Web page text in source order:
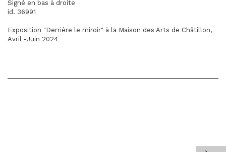
Signé en bas à droite
id. 36991
Exposition "Derrière le miroir" à la Maison des Arts de Châtillon,
Avril -Juin 2024